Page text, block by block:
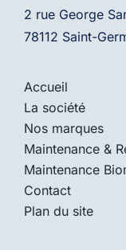
2 rue George
78112 Saint-
Accueil
La société
Nos marques
Maintenance &
Maintenance
Contact
Plan du site